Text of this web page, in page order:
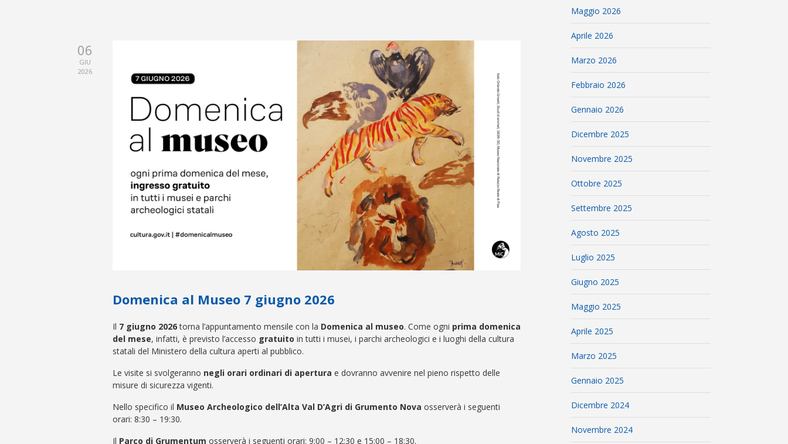
06
GIU
2026
Domenica al Museo 7 giugno 2026
Il 7 giugno 2026 torna l’appuntamento mensile con la Domenica al museo. Come ogni prima domenica
del mese, infatti, è previsto l’accesso gratuito in tutti i musei, i parchi archeologici e i luoghi della cultura
statali del Ministero della cultura aperti al pubblico.
Le visite si svolgeranno negli orari ordinari di apertura e dovranno avvenire nel pieno rispetto delle
misure di sicurezza vigenti.
Nello specifico il Museo Archeologico dell’Alta Val D’Agri di Grumento Nova osserverà i seguenti
orari: 8:30 – 19:30.
Il Parco di Grumentum osserverà i seguenti orari: 9:00 – 12:30 e 15:00 – 18:30.
Maggio 2026
Aprile 2026
Marzo 2026
Febbraio 2026
Gennaio 2026
Dicembre 2025
Novembre 2025
Ottobre 2025
Settembre 2025
Agosto 2025
Luglio 2025
Giugno 2025
Maggio 2025
Aprile 2025
Marzo 2025
Gennaio 2025
Dicembre 2024
Novembre 2024